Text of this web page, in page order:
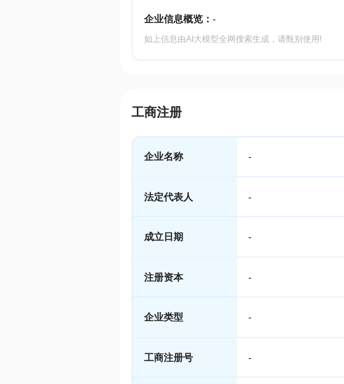
企业信息概览： -
如上信息由AI大模型全网搜索生成，请甄别使用!
工商注册
企业名称 -
法定代表人 -
成立日期 -
注册资本 -
企业类型 -
工商注册号 -